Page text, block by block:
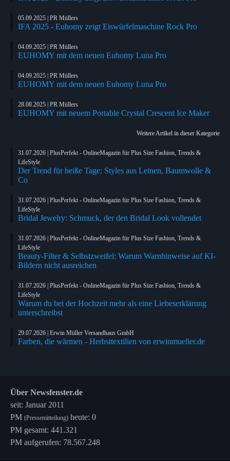
05.09.2025 | PR Müllers
IFA 2025 - Euhomy zeigt Eiswürfelmaschine Rock Pro
04.09.2025 | PR Müllers
EUHOMY mit dem neuen Euhomy Luna Pro
04.09.2025 | PR Müllers
EUHOMY mit dem neuen Euhomy Luna Pro
28.08.2025 | PR Müllers
EUHOMY mit neuem Portable Crystal Crescent Ice Maker
Weitere Artikel in dieser Kategorie
31.07.2026 | PlusPerfekt - OnlineMagazin für Plus Size Fashion, Trends &
LifeStyle
Der Trend für heiße Tage: Styles aus Leinen, Baumwolle &
Co
31.07.2026 | PlusPerfekt - OnlineMagazin für Plus Size Fashion, Trends &
LifeStyle
Bridal Jewelry: Schmuck, der den Bridal Look vollendet
31.07.2026 | PlusPerfekt - OnlineMagazin für Plus Size Fashion, Trends &
LifeStyle
Beauty-Filter & Selbstzweifel: Warum Warnhinweise auf KI-
Bildern nicht ausreichen
31.07.2026 | PlusPerfekt - OnlineMagazin für Plus Size Fashion, Trends &
LifeStyle
Warum du bei der Hochzeit mehr als eine Liebeserklärung
unterschreibst
29.07.2026 | Erwin Müller Versandhaus GmbH
Farben, die wärmen - Herbsttextilien von erwinmueller.de
Über Newsfenster.de
seit: Januar 2011
PM (Pressemitteilung) heute: 0
PM gesamt: 441.321
PM aufgerufen: 78.567.248